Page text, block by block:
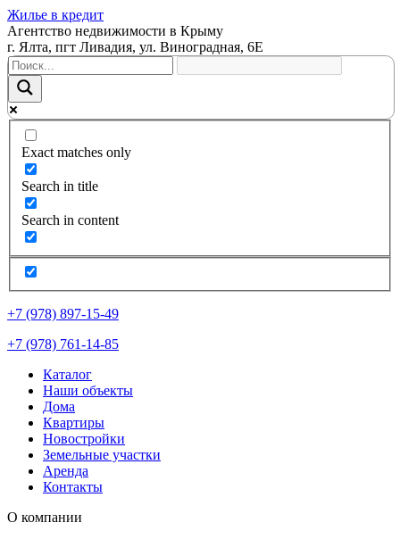
Жилье в кредит
Агентство недвижимости в Крыму
г. Ялта, пгт Ливадия, ул. Виноградная, 6Е
Exact matches only
Search in title
Search in content
+7 (978) 897-15-49
+7 (978) 761-14-85
Каталог
Наши объекты
Дома
Квартиры
Новостройки
Земельные участки
Аренда
Контакты
О компании